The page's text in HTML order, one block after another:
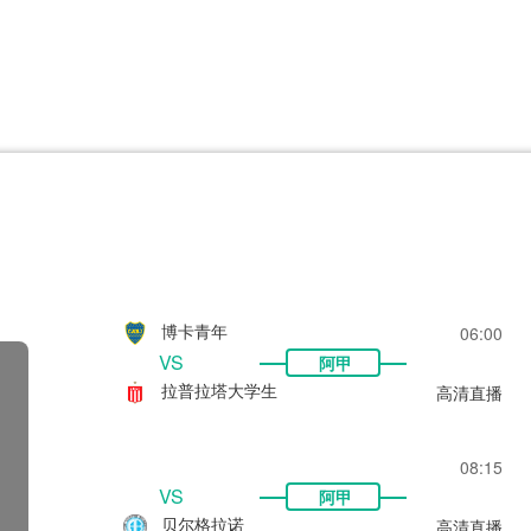
欧联杯
巴西甲
瑞典超
博卡青年 06:00
VS
阿甲
拉普拉塔大学生
高清直播
08:15
VS
阿甲
贝尔格拉诺
高清直播